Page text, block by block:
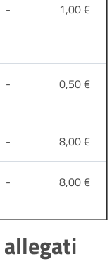
- 1,00 €
- 0,50 €
- 8,00 €
- 8,00 €